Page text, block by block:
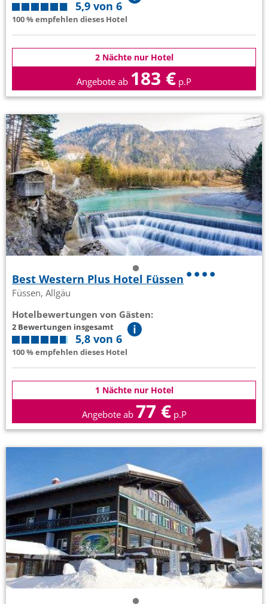
5,9 von 6
100 % empfehlen dieses Hotel
2 Nächte nur Hotel
Angebote ab 183 € p.P
Best Western Plus Hotel Füssen
Füssen, Allgäu
Hotelbewertungen von Gästen:
2 Bewertungen insgesamt
5,8 von 6
100 % empfehlen dieses Hotel
1 Nächte nur Hotel
Angebote ab 77 € p.P